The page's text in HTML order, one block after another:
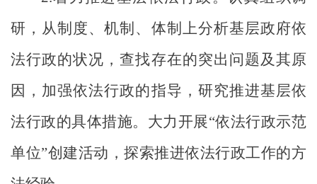
研，从制度、机制、体制上分析基层政府依
法行政的状况，查找存在的突出问题及其原
因，加强依法行政的指导，研究推进基层依
法行政的具体措施。大力开展“依法行政示范
单位”创建活动，探索推进依法行政工作的方